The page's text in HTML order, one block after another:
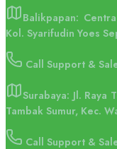
Balikpapan:
Kol. Syarifudin Yoes
Call Support &
Surabaya: Jl. Raya
Tambak Sumur, Kec.
Call Support &